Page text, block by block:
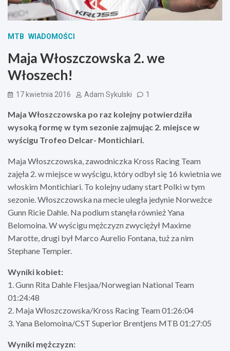
MTB WIADOMOŚCI
Maja Włoszczowska 2. we
Włoszech!
17 kwietnia 2016 Adam Sykulski 1
Maja Włoszczowska po raz kolejny potwierdziła
wysoką formę w tym sezonie zajmując 2. miejsce w
wyścigu Trofeo Delcar- Montichiari.
Maja Włoszczowska, zawodniczka Kross Racing Team
zajęła 2. w miejsce w wyścigu, który odbył się 16 kwietnia we
włoskim Montichiari. To kolejny udany start Polki w tym
sezonie. Włoszczowska na mecie uległa jedynie Norweżce
Gunn Ricie Dahle. Na podium stanęła również Yana
Belomoina. W wyścigu mężczyzn zwyciężył Maxime
Marotte, drugi był Marco Aurelio Fontana, tuż za nim
Stephane Tempier.
Wyniki kobiet:
1. Gunn Rita Dahle Flesjaa/Norwegian National Team
01:24:48
2. Maja Włoszczowska/Kross Racing Team 01:26:04
3. Yana Belomoina/CST Superior Brentjens MTB 01:27:05
Wyniki mężczyzn: